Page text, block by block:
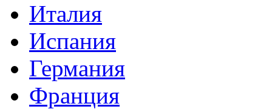
Италия
Испания
Германия
Франция